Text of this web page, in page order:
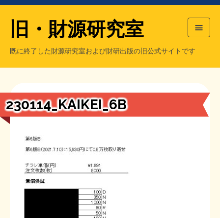
【国の、本当の】財源チラシ／旧・財源研究室
シン財源はあなたです／合同誌／旧・サブカル分室
日本経済を解説するヤンキー／MIHANAマンガ／旧・財研出版
もっと知りたい方へ
マネクリ戦士 RED & BLACK
旧・財源研究室
既に終了した財源研究室および財研出版の旧公式サイトです
旧・財源研究室について
チラシ発行部数
会計報告
旧・財研出版について
会計報告
230114_KAIKEI_6B